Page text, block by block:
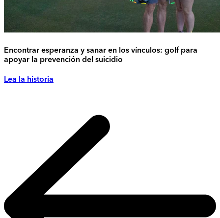
Encontrar esperanza y sanar en los vínculos: golf para
apoyar la prevención del suicidio
Lea la historia